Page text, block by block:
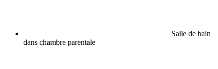
Salle de bain
dans chambre parentale